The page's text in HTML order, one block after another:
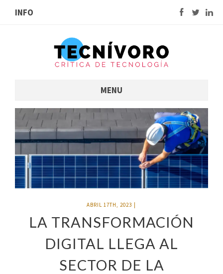
INFO
MENU
ABRIL 17TH, 2023
LA TRANSFORMACIÓN
DIGITAL LLEGA AL
SECTOR DE LA